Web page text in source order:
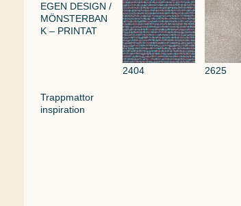
EGEN DESIGN /
MÖNSTERBAN
K – PRINTAT
2404 2625
Trappmattor
inspiration